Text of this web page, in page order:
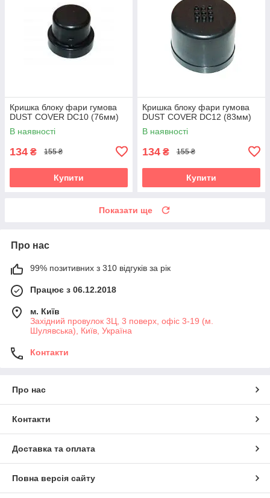
Кришка блоку фари гумова
DUST COVER DC10 (76мм)
В наявності
134 ₴ 155 ₴
Купити
Кришка блоку фари гумова
DUST COVER DC12 (83мм)
В наявності
134 ₴ 155 ₴
Купити
Показати ще
Про нас
99% позитивних з 310 відгуків за рік
Працює з 06.12.2018
м. Київ
Західний провулок 3Ц, 3 поверх, офіс 3-19 (м.
Шулявська), Київ, Україна
Контакти
Про нас
Контакти
Доставка та оплата
Повна версія сайту